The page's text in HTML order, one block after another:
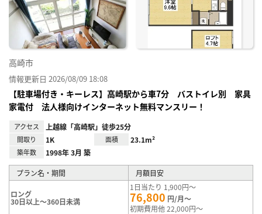
高崎市
情報更新日 2026/08/09 18:08
【駐車場付き・キーレス】高崎駅から車7分 バストイレ別 家具
家電付 法人様向けインターネット無料マンスリー！
アクセス 上越線「高崎駅」徒歩25分
間取り 1K 面積 23.1m²
築年数 1998年 3月 築
プラン名・期間 月額目安
ロング
30日以上～360日未満
1日当たり 1,900円～
76,800 円/月～
初期費用他 22,000円～